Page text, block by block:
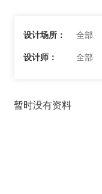
设计场所：
全部
设计师：
全部
暂时没有资料